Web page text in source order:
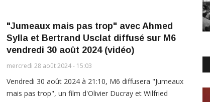
"Jumeaux mais pas trop" avec Ahmed
Sylla et Bertrand Usclat diffusé sur M6
vendredi 30 août 2024 (vidéo)
mercredi 28 août 2024 - 15:03
Vendredi 30 août 2024 à 21:10, M6 diffusera "Jumeaux
mais pas trop", un film d'Olivier Ducray et Wilfried